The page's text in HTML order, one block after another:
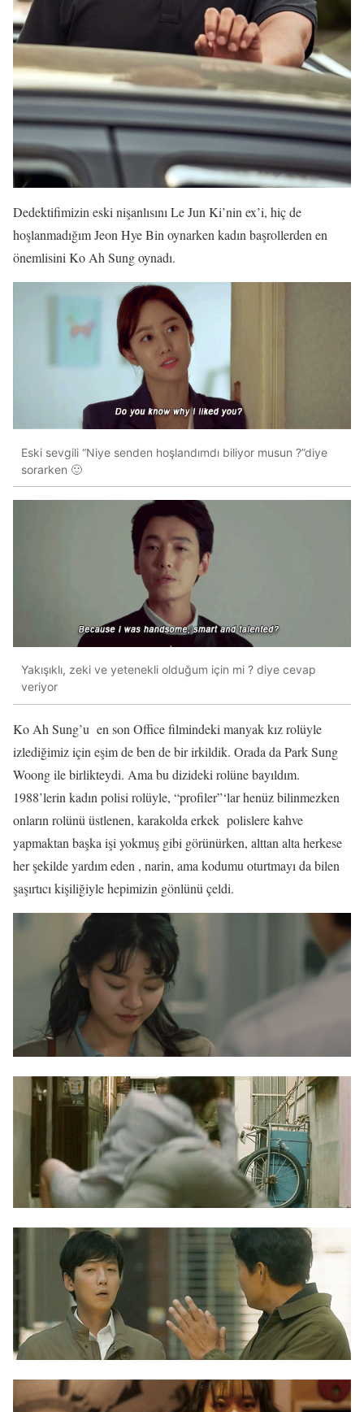
Dedektifimizin eski nişanlısını Le Jun Ki’nin ex’i, hiç de
hoşlanmadığım Jeon Hye Bin oynarken kadın başrollerden en
önemlisini Ko Ah Sung oynadı.
Eski sevgili “Niye senden hoşlandımdı biliyor musun ?”diye
sorarken 🙂
Yakışıklı, zeki ve yetenekli olduğum için mi ? diye cevap
veriyor
Ko Ah Sung’u en son Office filmindeki manyak kız rolüyle
izlediğimiz için eşim de ben de bir irkildik. Orada da Park Sung
Woong ile birlikteydi. Ama bu dizideki rolüne bayıldım.
1988’lerin kadın polisi rolüyle, “profiler”‘lar henüz bilinmezken
onların rolünü üstlenen, karakolda erkek polislere kahve
yapmaktan başka işi yokmuş gibi görünürken, alttan alta herkese
her şekilde yardım eden , narin, ama kodumu oturtmayı da bilen
şaşırtıcı kişiliğiyle hepimizin gönlünü çeldi.